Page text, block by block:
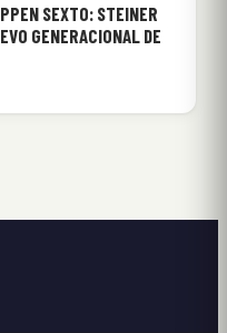
SEXTO: STEINER
GENERACIONAL DE